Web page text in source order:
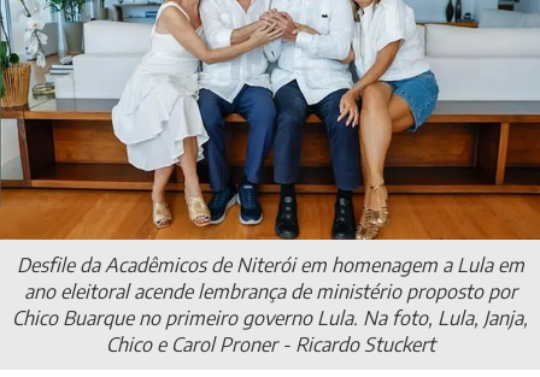
Desfile da Acadêmicos de Niterói em homenagem a Lula em
ano eleitoral acende lembrança de ministério proposto por
Chico Buarque no primeiro governo Lula. Na foto, Lula, Janja,
Chico e Carol Proner - Ricardo Stuckert